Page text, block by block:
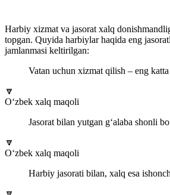
Harbiy xizmat va jasorat xalq
topgan. Quyida harbiylar haqida eng
jamlanmasi keltirilgan:
Vatan uchun xizmat qilish – eng katta
🔽
O‘zbek xalq maqoli
Jasorat bilan yutgan g‘alaba shonli
🔽
O‘zbek xalq maqoli
Harbiy jasorati bilan, xalq esa